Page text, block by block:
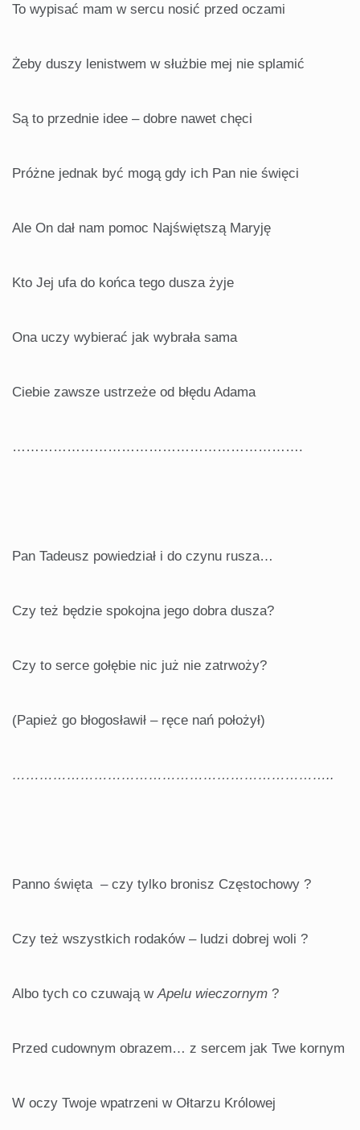
To wypisać mam w sercu nosić przed oczami
Żeby duszy lenistwem w służbie mej nie splamić
Są to przednie idee – dobre nawet chęci
Próżne jednak być mogą gdy ich Pan nie święci
Ale On dał nam pomoc Najświętszą Maryję
Kto Jej ufa do końca tego dusza żyje
Ona uczy wybierać jak wybrała sama
Ciebie zawsze ustrzeże od błędu Adama
……………………………………………………….
Pan Tadeusz powiedział i do czynu rusza…
Czy też będzie spokojna jego dobra dusza?
Czy to serce gołębie nic już nie zatrwoży?
(Papież go błogosławił – ręce nań położył)
……………………………………………………………..
Panno święta – czy tylko bronisz Częstochowy ?
Czy też wszystkich rodaków – ludzi dobrej woli ?
Albo tych co czuwają wApelu wieczornym ?
Przed cudownym obrazem… z sercem jak Twe kornym
W oczy Twoje wpatrzeni w Ołtarzu Królowej